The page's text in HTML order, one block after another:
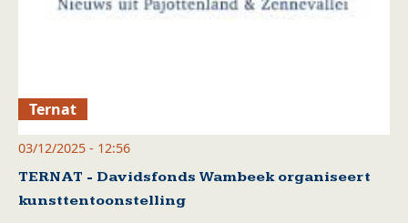
Ternat
03/12/2025 - 12:56
TERNAT - Davidsfonds Wambeek organiseert
kunsttentoonstelling